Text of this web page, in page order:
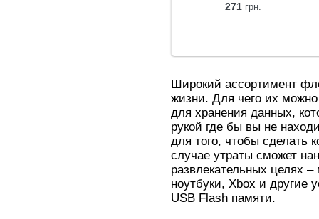
271 грн.
Широкий ассортимент
жизни. Для чего их
для хранения данных,
рукой где бы вы не
для того, чтобы сделать
случае утраты сможет
развлекательных целях
ноутбуки, Xbox и другие
USB Flash памяти.